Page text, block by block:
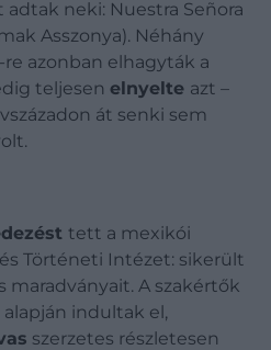
adtak neki: Nuestra Señora
Asszonya). Néhány
re azonban elhagyták a
teljesen elnyelte azt –
át senki sem
tett a mexikói
Történeti Intézet: sikerült
maradványait. A szakértők
alapján indultak el,
szerzetes részletesen